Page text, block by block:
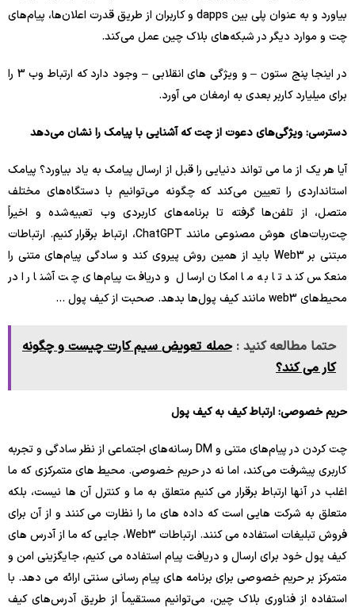
بیاورد و به عنوان پلی بین dapps و کاربران از طریق قدرت اعلان‌ها، پیام‌های
چت و موارد دیگر در شبکه‌های بلاک چین عمل می‌کند.
در اینجا پنج ستون – و ویژگی های انقلابی – وجود دارد که ارتباط وب 3 را
برای میلیارد کاربر بعدی به ارمغان می آورد.
دسترسی: ویژگی‌های دعوت از چت که آشنایی با پیامک را نشان می‌دهد
آیا هر یک از ما می تواند دنیایی را قبل از ارسال پیامک به یاد بیاورد؟ پیامک
استانداردی را تعیین می‌کند که چگونه می‌توانیم با دستگاه‌های مختلف
متصل، از تلفن‌ها گرفته تا برنامه‌های کاربردی وب تعبیه‌شده و اخیراً
چت‌ربات‌های هوش مصنوعی مانند ChatGPT، ارتباط برقرار کنیم. ارتباطات
مبتنی بر Web3 باید از همین روش پیروی کند و سادگی پیام‌های متنی را
منعکس کند تا به ما امکان ارسال و دریافت پیام‌های چت آشنا را در
محیط‌های web3 مانند کیف پول‌ها بدهد. صحبت از کیف پول …
حتما مطالعه کنید : حمله تعویض سیم کارت چیست و چگونه
کار می کند؟
حریم خصوصی: ارتباط کیف به کیف پول
چت کردن در پیام‌های متنی و DM رسانه‌های اجتماعی از نظر سادگی و تجربه
کاربری پیشرفت می‌کند، اما نه در حریم خصوصی. محیط های متمرکزی که ما
اغلب در آنها ارتباط برقرار می کنیم متعلق به ما و کنترل آن ها نیست، بلکه
متعلق به شرکت هایی است که داده های ما را نظارت می کنند و از آن برای
فروش تبلیغات استفاده می کنند. ارتباطات Web3، جایی که ما از آدرس های
کیف پول خود برای ارسال و دریافت پیام استفاده می کنیم، جایگزینی امن و
متمرکز بر حریم خصوصی برای برنامه های پیام رسانی سنتی ارائه می دهد. با
استفاده از فناوری بلاک چین، می‌توانیم مستقیماً از طریق آدرس‌های کیف